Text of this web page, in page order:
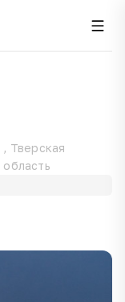
, Тверская
область